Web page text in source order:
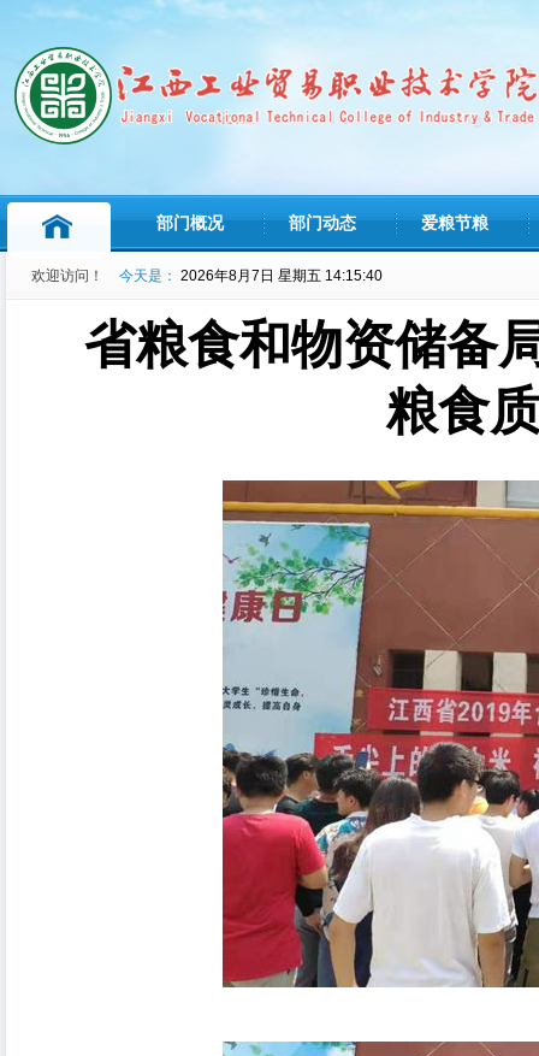
部门概况 部门动态 爱粮节粮
欢迎访问！ 今天是： 2026年8月7日 星期五 14:15:41
省粮食和物资储备
粮食